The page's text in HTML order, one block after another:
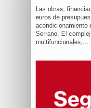
Las obras,
euros de
acondicionamiento
Serrano. El
multifuncionales,...